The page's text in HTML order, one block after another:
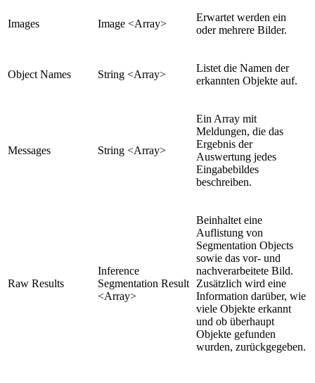
Images Image <Array>
Erwartet werden ein
oder mehrere Bilder.
Object Names String <Array>
Listet die Namen der
erkannten Objekte auf.
Messages String <Array>
Ein Array mit
Meldungen, die das
Ergebnis der
Auswertung jedes
Eingabebildes
beschreiben.
Raw Results
Inference
Segmentation Result
<Array>
Beinhaltet eine
Auflistung von
Segmentation Objects
sowie das vor- und
nachverarbeitete Bild.
Zusätzlich wird eine
Information darüber, wie
viele Objekte erkannt
und ob überhaupt
Objekte gefunden
wurden, zurückgegeben.